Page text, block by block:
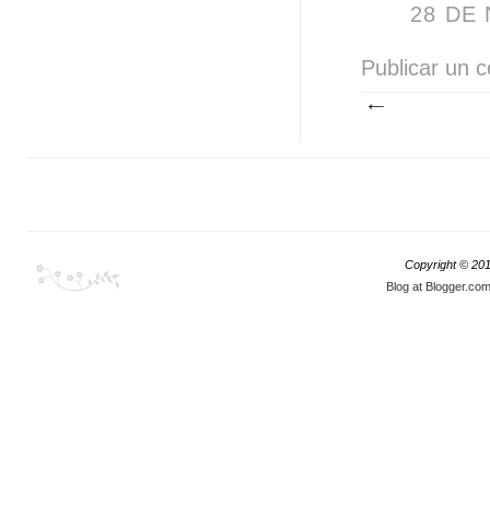
28 DE
Publicar un
Copyright ©
Blog at Blogger.com